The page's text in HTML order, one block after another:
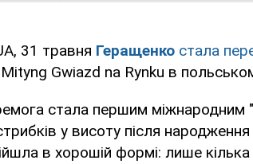
31 травня Геращенко стала
Gwiazd na Rynku в
стала першим міжнародним
у висоту після
в хорошій формі: лише